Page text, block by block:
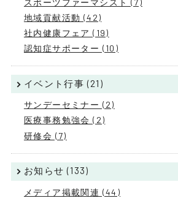
地域貢献活動 (42)
社内健康フェア (19)
認知症サポーター (10)
イベント行事 (21)
サンデーセミナー (2)
医療事務勉強会 (2)
研修会 (7)
お知らせ (133)
メディア掲載関連 (44)